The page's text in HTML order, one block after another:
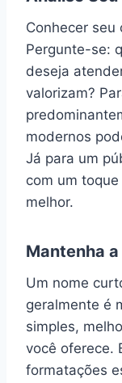
Conhecer
Pergunte-se:
deseja
valorizam?
modernos
Já para um
com um
melhor.
Mantenha
Um nome
geralmente é
simples,
você oferece.
formatações